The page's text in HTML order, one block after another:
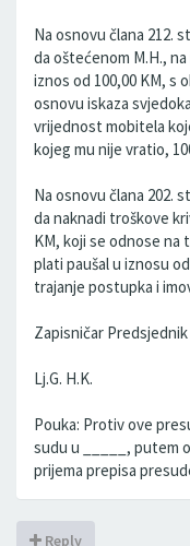
Na osnovu člana 212.
da oštećenom M.H.,
iznos od 100,00 KM, s
osnovu iskaza
vrijednost mobitela
kojeg mu nije vratio,
Na osnovu člana 202.
da naknadi troškove
KM, koji se odnose na
plati paušal u iznosu
trajanje postupka i
Zapisničar
Lj.G. H.K.
Pouka: Protiv ove
sudu u _____, putem
prijema prepisa
Reply